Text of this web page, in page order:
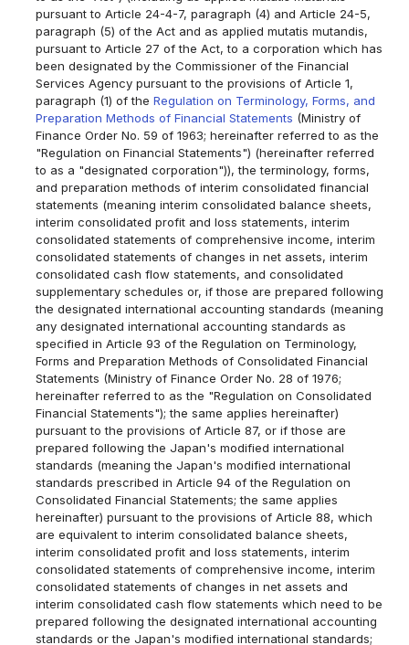
pursuant to Article 24-4-7, paragraph (4) and Article 24-5,
paragraph (5) of the Act and as applied mutatis mutandis,
pursuant to Article 27 of the Act, to a corporation which has
been designated by the Commissioner of the Financial
Services Agency pursuant to the provisions of Article 1,
paragraph (1) of theRegulation on Terminology, Forms, and
Preparation Methods of Financial Statements (Ministry of
Finance Order No. 59 of 1963; hereinafter referred to as the
"Regulation on Financial Statements") (hereinafter referred
to as a "designated corporation")), the terminology, forms,
and preparation methods of interim consolidated financial
statements (meaning interim consolidated balance sheets,
interim consolidated profit and loss statements, interim
consolidated statements of comprehensive income, interim
consolidated statements of changes in net assets, interim
consolidated cash flow statements, and consolidated
supplementary schedules or, if those are prepared following
the designated international accounting standards (meaning
any designated international accounting standards as
specified in Article 93 of the Regulation on Terminology,
Forms and Preparation Methods of Consolidated Financial
Statements (Ministry of Finance Order No. 28 of 1976;
hereinafter referred to as the "Regulation on Consolidated
Financial Statements"); the same applies hereinafter)
pursuant to the provisions of Article 87, or if those are
prepared following the Japan's modified international
standards (meaning the Japan's modified international
standards prescribed in Article 94 of the Regulation on
Consolidated Financial Statements; the same applies
hereinafter) pursuant to the provisions of Article 88, which
are equivalent to interim consolidated balance sheets,
interim consolidated profit and loss statements, interim
consolidated statements of comprehensive income, interim
consolidated statements of changes in net assets and
interim consolidated cash flow statements which need to be
prepared following the designated international accounting
standards or the Japan's modified international standards;